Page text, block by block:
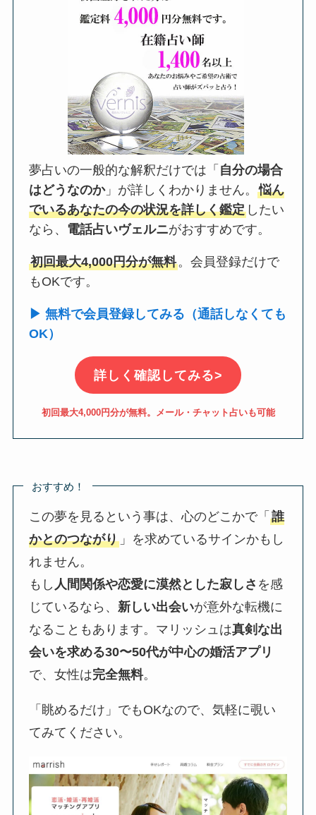
夢占いの一般的な解釈だけでは「 自分の場合
はどうなのか」が詳しくわかりません。悩ん
でいるあなたの今の状況を詳しく鑑定 したい
なら、 電話占いヴェルニがおすすめです。
初回最大4,000円分が無料。会員登録だけで
もOKです。
▶ 無料で会員登録してみる（通話しなくても
OK）
詳しく確認してみる>
初回最大4,000円分が無料。メール・チャット占いも可能
おすすめ！
この夢を見るという事は、心のどこかで「誰
かとのつながり 」を求めているサインかもし
れません。
もし 人間関係や恋愛に漠然とした寂しさ を感
じているなら、新しい出会いが意外な転機に
なることもあります。マリッシュは真剣な出
会いを求める30〜50代が中心の婚活アプリ
で、女性は完全無料。
「眺めるだけ」でもOKなので、気軽に覗い
てみてください。